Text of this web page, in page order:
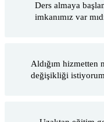
Ders almaya
imkanımız var
Aldığım hizmetten
değişikliği